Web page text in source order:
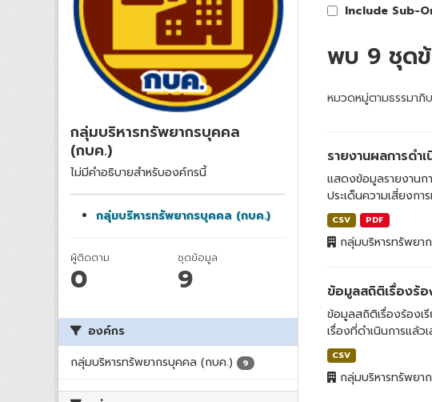
กลุ่มบริหารทรัพยากรบุคคล
(กบค.)
ไม่มีคำอธิบายสำหรับองค์กรนี้
กลุ่มบริหารทรัพยากรบุคคล (กบค.)
ผู้ติดตาม
0
ชุดข้อมูล
9
องค์กร
กลุ่มบริหารทรัพยากรบุคคล (กบค.)
9
Include Sub-
พบ 9 ชุด
หมวดหมู่ตามธรรมาภิ
รายงานผลการดำ
แสดงข้อมูลรายงานก
ประเด็นความเสี่ยงก
CSV PDF
กลุ่มบริหารทรัพยา
ข้อมูลสถิติเรื่องร้
ข้อมูลสถิติเรื่องร้องเ
เรื่องที่ดำเนินการแล้ว
CSV
กลุ่มบริหารทรัพยา